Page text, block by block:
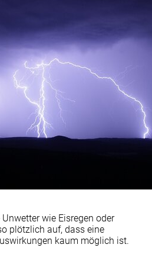
wie Eisregen oder
plötzlich auf, dass eine
kaum möglich ist.